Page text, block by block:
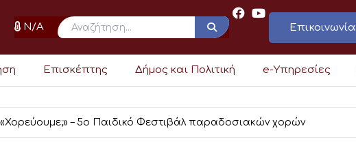
N/A Επικοινωνία
Επισκέπτης Δήμος και Πολιτική e-Υπηρεσίες
«Χορεύουμε;» – 5ο Παιδικό Φεστιβάλ παραδοσιακών χορών